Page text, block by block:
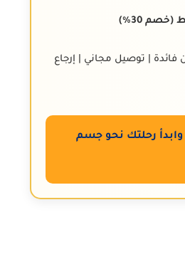
ريال × 4 بدون فائدة | توصيل مجاني | إرجاع
رحلتك نحو جسم